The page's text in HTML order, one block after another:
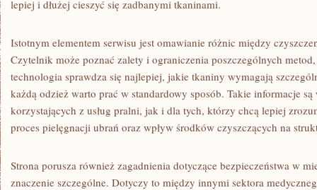
lepiej i dłużej cieszyć się zadbanymi tkaninami.
Istotnym elementem serwisu jest omawianie różnic między
Czytelnik może poznać zalety i ograniczenia poszczególnych
technologia sprawdza się najlepiej, jakie tkaniny wymagają
każdą odzież warto prać w standardowy sposób. Takie informacje
korzystających z usług pralni, jak i dla tych, którzy chcą lepiej
proces pielęgnacji ubrań oraz wpływ środków czyszczących na
Strona porusza również zagadnienia dotyczące bezpieczeństwa w
znaczenie szczególne. Dotyczy to między innymi sektora